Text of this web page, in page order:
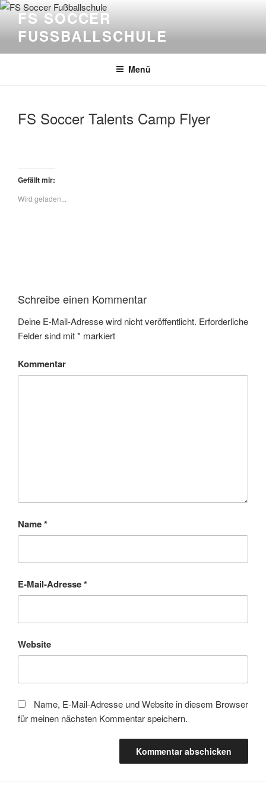
Zum
springen
FS SOCCER
FUSSBALLSCHULE
Menü
FS Soccer Talents Camp Flyer
Gefällt mir:
Wird geladen...
Schreibe einen Kommentar
Deine E-Mail-Adresse wird nicht veröffentlicht. Erforderliche
Felder sind mit* markiert
Kommentar
Name*
E-Mail-Adresse*
Website
Name, E-Mail-Adresse und Website in diesem Browser
für meinen nächsten Kommentar speichern.